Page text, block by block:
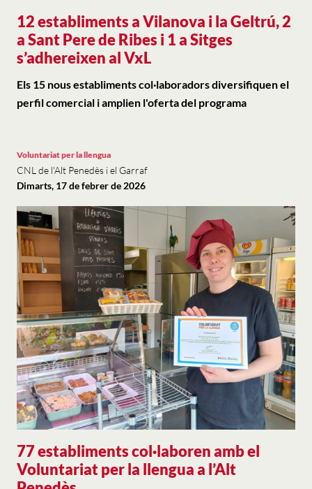
12 establiments a Vilanova i la Geltrú, 2
a Sant Pere de Ribes i 1 a Sitges
s’adhereixen al VxL
Els 15 nous establiments col·laboradors diversifiquen el
perfil comercial i amplien l'oferta del programa
77 establiments col·laboren amb el
Voluntariat per la llengua a l’Alt
Voluntariat per la llengua
CNL de l'Alt Penedès i el Garraf
Dimarts, 17 de febrer de 2026